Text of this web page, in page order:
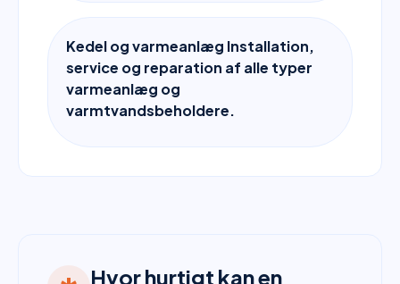
Kedel og varmeanlæg Installation,
service og reparation af alle typer
varmeanlæg og
varmtvandsbeholdere.
Hvor hurtigt kan en